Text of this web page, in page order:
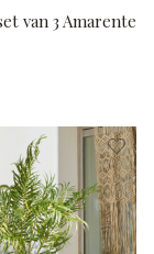
van 3 Amarente
alle kleuren